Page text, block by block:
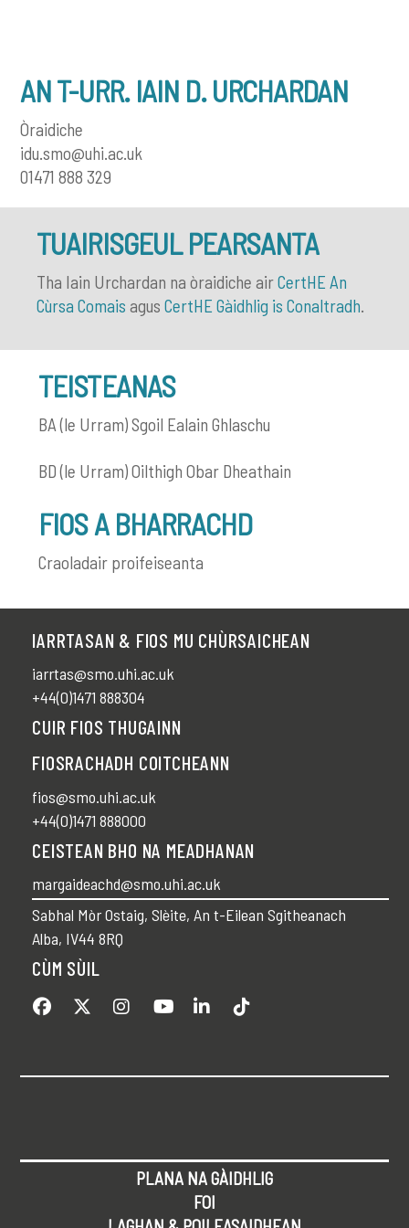
AN T-URR. IAIN D. URCHARDAN
Òraidiche
idu.smo@uhi.ac.uk
01471 888 329
TUAIRISGEUL PEARSANTA
Tha Iain Urchardan na òraidiche airCertHE An
Cùrsa Comais agusCertHE Gàidhlig is Conaltradh.
TEISTEANAS
BA (le Urram) Sgoil Ealain Ghlaschu
BD (le Urram) Oilthigh Obar Dheathain
FIOS A BHARRACHD
Craoladair proifeiseanta
IARRTASAN & FIOS MU CHÙRSAICHEAN
iarrtas@smo.uhi.ac.uk
+44(0)1471 888304
CUIR FIOS THUGAINN
FIOSRACHADH COITCHEANN
fios@smo.uhi.ac.uk
+44(0)1471 888000
CEISTEAN BHO NA MEADHANAN
margaideachd@smo.uhi.ac.uk
Sabhal Mòr Ostaig, Slèite, An t-Eilean Sgitheanach
Alba, IV44 8RQ
CÙM SÙIL
PLANA NA GÀIDHLIG
FOI